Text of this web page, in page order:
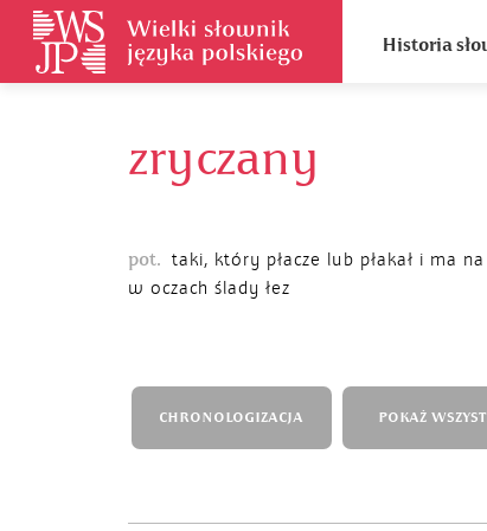
Historia
zryczany
pot. taki, który płacze lub płakał i ma
w oczach ślady łez
CHRONOLOGIZACJA POKAŻ